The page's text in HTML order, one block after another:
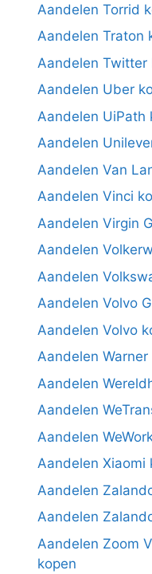
Aandelen Torrid
Aandelen Traton
Aandelen Twitter
Aandelen Uber
Aandelen UiPath
Aandelen
Aandelen Van
Aandelen Vinci
Aandelen Virgin
Aandelen
Aandelen
Aandelen Volvo
Aandelen Volvo
Aandelen
Aandelen
Aandelen
Aandelen
Aandelen Xiaomi
Aandelen
Aandelen
Aandelen Zoom
kopen